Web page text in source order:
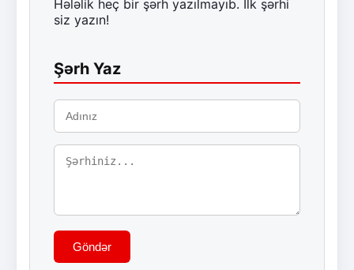
Hələlik heç bir şərh yazılmayıb. İlk şərhi
siz yazın!
Şərh Yaz
Göndər